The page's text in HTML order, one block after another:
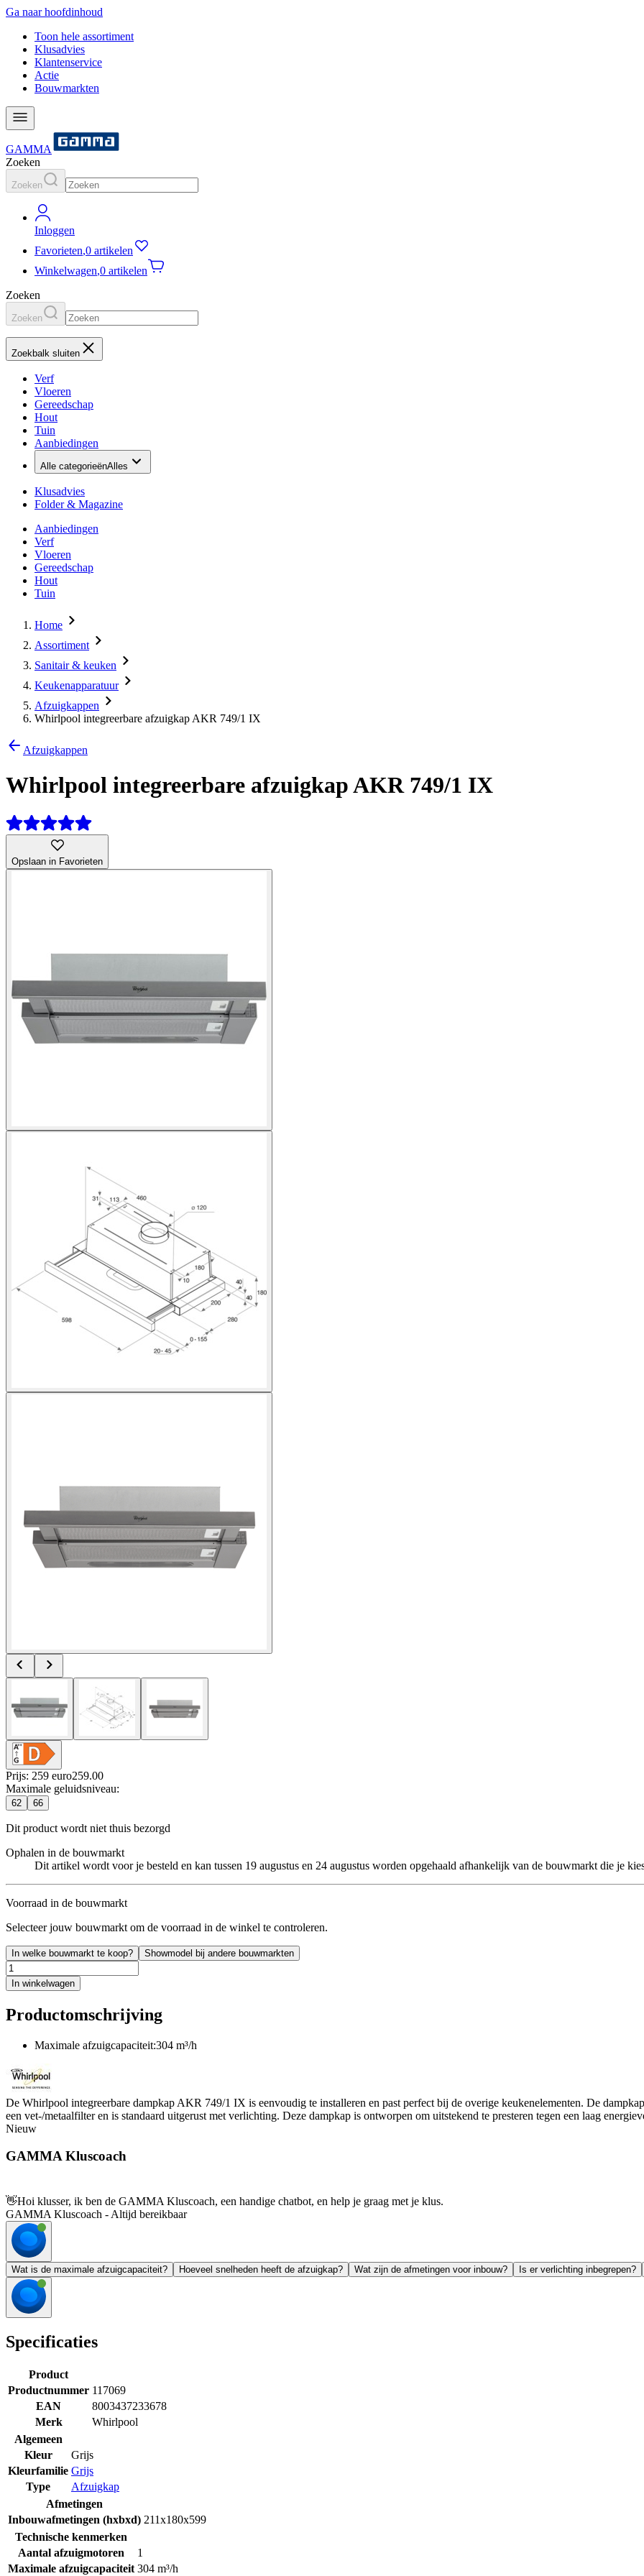
Ga naar hoofdinhoud
Toon hele assortiment
Klusadvies
Klantenservice
Actie
Bouwmarkten
GAMMA
Zoeken
Zoeken
Inloggen
Favorieten,0 artikelen
Winkelwagen,0 artikelen
Zoeken
Zoeken
Zoekbalk sluiten
Verf
Vloeren
Gereedschap
Hout
Tuin
Aanbiedingen
Alle categorieënAlles
Klusadvies
Folder & Magazine
Aanbiedingen
Verf
Vloeren
Gereedschap
Hout
Tuin
Home
Assortiment
Sanitair & keuken
Keukenapparatuur
Afzuigkappen
Whirlpool integreerbare afzuigkap AKR 749/1 IX
Afzuigkappen
Whirlpool integreerbare afzuigkap AKR 749/1 IX
Opslaan in Favorieten
Prijs: 259 euro259.00
Maximale geluidsniveau:
62 66
Dit product wordt niet thuis bezorgd
Ophalen in de bouwmarkt
Dit artikel wordt voor je besteld en kan tussen 19 augustus en 24 augustus worden opgehaald afhankelijk van de bouwmarkt die je
Voorraad in de bouwmarkt
Selecteer jouw bouwmarkt om de voorraad in de winkel te controleren.
In welke bouwmarkt te koop? Showmodel bij andere bouwmarkten
In winkelwagen
Productomschrijving
Maximale afzuigcapaciteit:304 m³/h
De Whirlpool integreerbare dampkap AKR 749/1 IX is eenvoudig te installeren en past perfect bij de overige keukenelementen. De
een vet-/metaalfilter en is standaard uitgerust met verlichting. Deze dampkap is ontworpen om uitstekend te presteren tegen een laag
Nieuw
GAMMA Kluscoach
👋Hoi klusser, ik ben de GAMMA Kluscoach, een handige chatbot, en help je graag met je klus.
GAMMA Kluscoach - Altijd bereikbaar
Wat is de maximale afzuigcapaciteit? Hoeveel snelheden heeft de afzuigkap? Wat zijn de afmetingen voor inbouw? Is er verlichting inbegrepen?
Specificaties
Product
Productnummer 117069
EAN
8003437233678
Merk
Whirlpool
Algemeen
Kleur
Grijs
Kleurfamilie Grijs
Type
Afzuigkap
Afmetingen
Inbouwafmetingen (hxbxd) 211x180x599
Technische kenmerken
Aantal afzuigmotoren
1
Maximale afzuigcapaciteit 304 m³/h